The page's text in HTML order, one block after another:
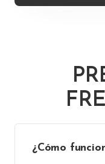
¿Cómo